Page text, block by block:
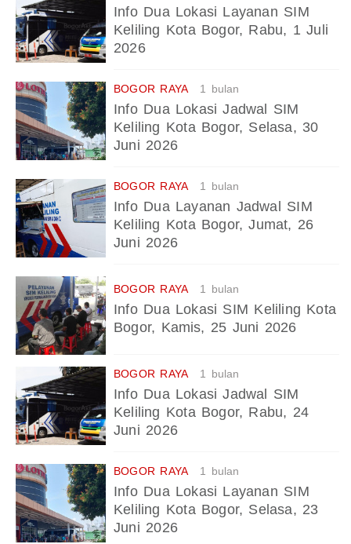
Info Dua Lokasi Layanan SIM
Keliling Kota Bogor, Rabu, 1 Juli
2026
BOGOR RAYA 1 bulan
Info Dua Lokasi Jadwal SIM
Keliling Kota Bogor, Selasa, 30
Juni 2026
BOGOR RAYA 1 bulan
Info Dua Layanan Jadwal SIM
Keliling Kota Bogor, Jumat, 26
Juni 2026
BOGOR RAYA 1 bulan
Info Dua Lokasi SIM Keliling Kota
Bogor, Kamis, 25 Juni 2026
BOGOR RAYA 1 bulan
Info Dua Lokasi Jadwal SIM
Keliling Kota Bogor, Rabu, 24
Juni 2026
BOGOR RAYA 1 bulan
Info Dua Lokasi Layanan SIM
Keliling Kota Bogor, Selasa, 23
Juni 2026